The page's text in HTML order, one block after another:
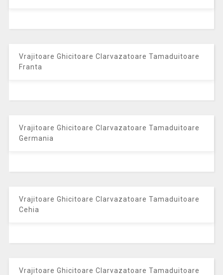
Vrajitoare Ghicitoare Clarvazatoare Tamaduitoare
Franta
Vrajitoare Ghicitoare Clarvazatoare Tamaduitoare
Germania
Vrajitoare Ghicitoare Clarvazatoare Tamaduitoare
Cehia
Vrajitoare Ghicitoare Clarvazatoare Tamaduitoare